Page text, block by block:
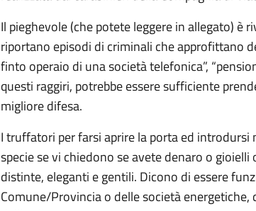
Il pieghevole (che potete leggere in allegato) è
riportano episodi di criminali che approfittano
finto operaio di una società telefonica”,
questi raggiri, potrebbe essere sufficiente
migliore difesa.
I truffatori per farsi aprire la porta ed
specie se vi chiedono se avete denaro o
distinte, eleganti e gentili. Dicono di essere
Comune/Provincia o delle società